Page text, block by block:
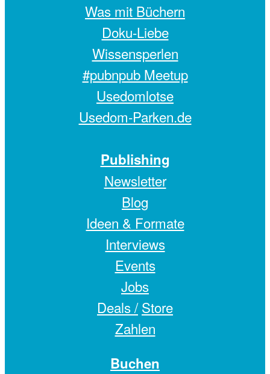
Was mit Büchern
Doku-Liebe
Wissensperlen
#pubnpub Meetup
Usedomlotse
Usedom-Parken.de
Publishing
Newsletter
Blog
Ideen & Formate
Interviews
Events
Jobs
Deals / Store
Zahlen
Buchen